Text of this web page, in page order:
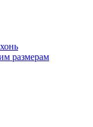
размерам